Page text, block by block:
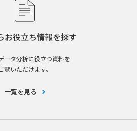
お役立ち情報を探す
ータ分析に役立つ資料を
ご覧いただけます。
一覧を見る